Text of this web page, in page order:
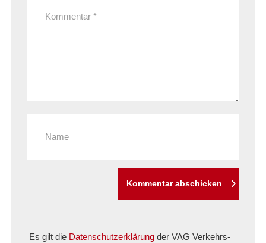
Kommentar abschicken
Es gilt die Datenschutzerklärungder VAG Verkehrs-